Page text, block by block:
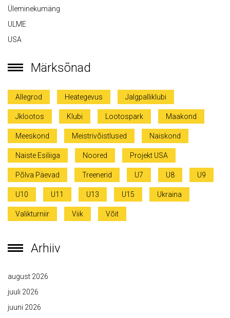
Üleminekumäng
ULME
USA
Märksõnad
Allegrod Heategevus Jalgpalliklubi
Jklootos Klubi Lootospark Maakond
Meeskond Meistrivõistlused Naiskond
Naiste Esiliiga Noored Projekt USA
Põlva Päevad Treenerid U7 U8 U9
U10 U11 U13 U15 Ukraina
Valikturniir Viik Võit
Arhiiv
august 2026
juuli 2026
juuni 2026